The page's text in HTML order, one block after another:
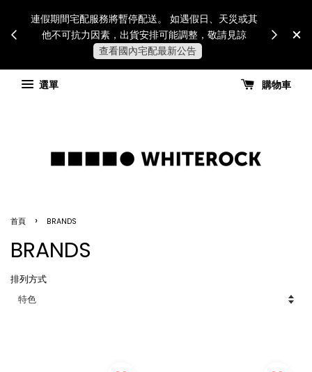
連假期間宅配服務將暫停配送。 如遇假日、天災或其
他不可抗力因素，出貨安排可能調整，敬請見諒
查看國內宅配最新公告
for all
國
選單
購物車
首頁 › BRANDS
BRANDS
排列方式